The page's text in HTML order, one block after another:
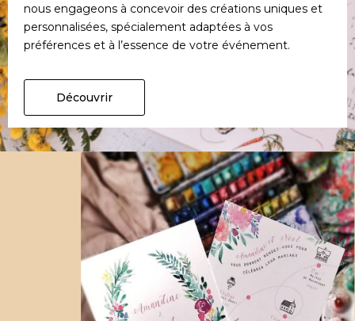
nous engageons à concevoir des créations uniques et
personnalisées, spécialement adaptées à vos
préférences et à l’essence de votre événement.
Découvrir